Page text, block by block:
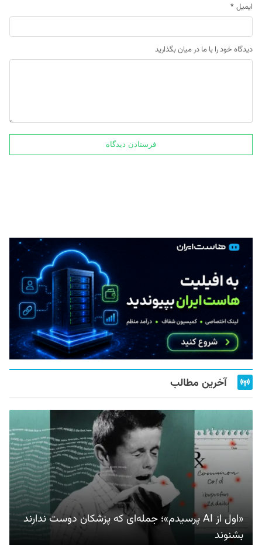
ایمیل *
دیدگاه خود را با ما در میان بگذارید
آخرین مطالب
«اول از AI پرسیدم»؛ جمله‌ای که پزشکان دوست ندارند
بشنوند